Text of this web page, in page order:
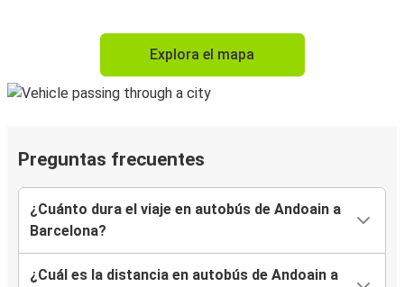
Explora el mapa
Preguntas frecuentes
¿Cuánto dura el viaje en autobús de Andoain a
Barcelona?
¿Cuál es la distancia en autobús de Andoain a